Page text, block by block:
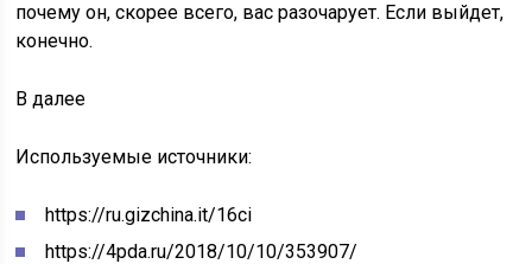
почему он, скорее всего, вас разочарует. Если выйдет,
конечно.
Вдалее
Используемые источники:
https://ru.gizchina.it/16ci
https://4pda.ru/2018/10/10/353907/